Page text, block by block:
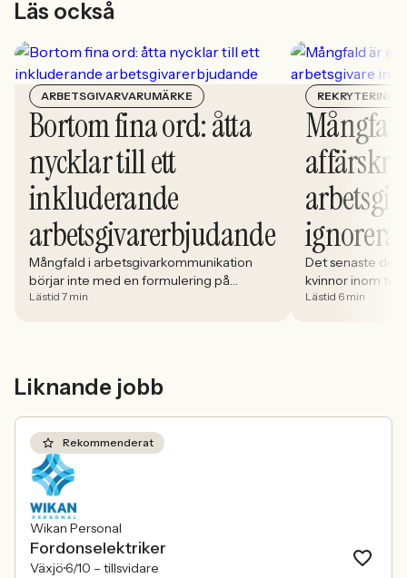
Läs också
ARBETSGIVARVARUMÄRKE
Bortom fina ord: åtta
nycklar till ett
inkluderande
arbetsgivarerbjudande
Mångfald i arbetsgivarkommunikation
börjar inte med en formulering på
karriärsidan. Den börjar i hur rekryteringen
konkurrensen om rätt kompetens
behöver kunna visa vad det betyder i
praktiken.
Lästid 7 min
REKRYTERING
ignorera
Det senaste
kvinnor inom
stadigt på 30%.
Lästid 6 min
Liknande jobb
Rekommenderat
Wikan Personal
Fordonselektriker
Växjö6/10 – tillsvidare